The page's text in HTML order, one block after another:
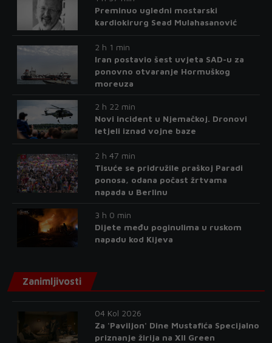
Preminuo ugledni mostarski
kardiokirurg Sead Mulahasanović
2 h 1 min
Iran postavio šest uvjeta SAD-u za
ponovno otvaranje Hormuškog
moreuza
2 h 22 min
Novi incident u Njemačkoj. Dronovi
letjeli iznad vojne baze
2 h 47 min
Tisuće se pridružile praškoj Paradi
ponosa, odana počast žrtvama
napada u Berlinu
3 h 0 min
Dijete među poginulima u ruskom
napadu kod Kijeva
Zanimljivosti
04 Kol 2026
Za 'Paviljon' Dine Mustafića Specijalno
priznanje žirija na XII Green